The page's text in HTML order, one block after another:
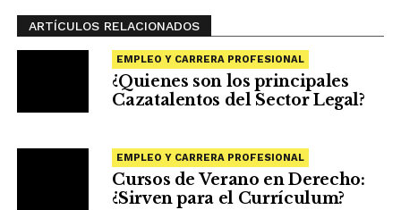
ARTÍCULOS RELACIONADOS
EMPLEO Y CARRERA PROFESIONAL
¿Quienes son los principales
Cazatalentos del Sector Legal?
EMPLEO Y CARRERA PROFESIONAL
Cursos de Verano en Derecho:
¿Sirven para el Currículum?